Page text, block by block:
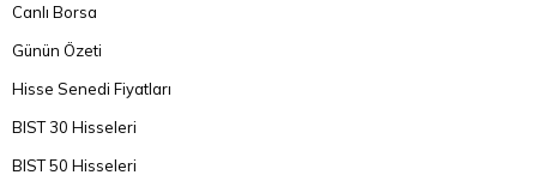
Canlı Borsa
Günün Özeti
Hisse Senedi Fiyatları
BIST 30 Hisseleri
BIST 50 Hisseleri